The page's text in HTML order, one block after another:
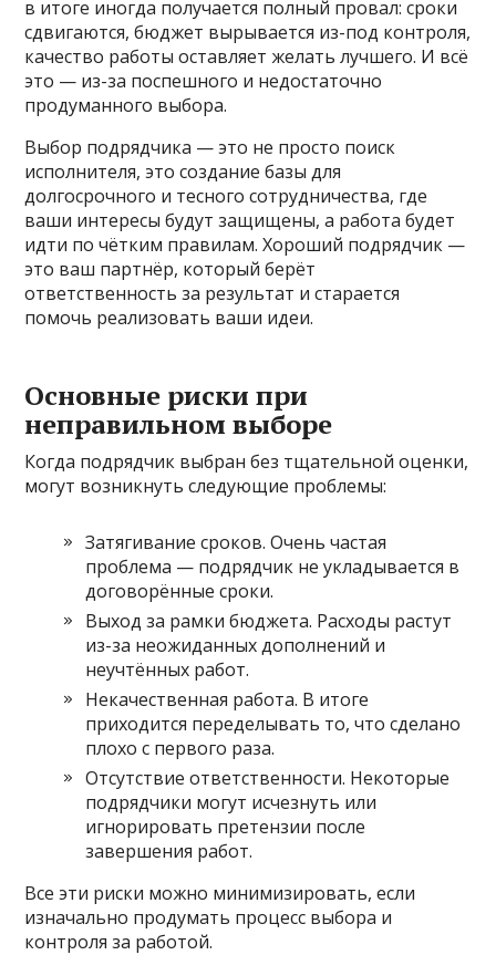
в итоге иногда получается полный провал: сроки
сдвигаются, бюджет вырывается из-под контроля,
качество работы оставляет желать лучшего. И всё
это — из-за поспешного и недостаточно
продуманного выбора.
Выбор подрядчика — это не просто поиск
исполнителя, это создание базы для
долгосрочного и тесного сотрудничества, где
ваши интересы будут защищены, а работа будет
идти по чётким правилам. Хороший подрядчик —
это ваш партнёр, который берёт
ответственность за результат и старается
помочь реализовать ваши идеи.
Основные риски при
неправильном выборе
Когда подрядчик выбран без тщательной оценки,
могут возникнуть следующие проблемы:
Затягивание сроков. Очень частая
проблема — подрядчик не укладывается в
договорённые сроки.
Выход за рамки бюджета. Расходы растут
из-за неожиданных дополнений и
неучтённых работ.
Некачественная работа. В итоге
приходится переделывать то, что сделано
плохо с первого раза.
Отсутствие ответственности. Некоторые
подрядчики могут исчезнуть или
игнорировать претензии после
завершения работ.
Все эти риски можно минимизировать, если
изначально продумать процесс выбора и
контроля за работой.